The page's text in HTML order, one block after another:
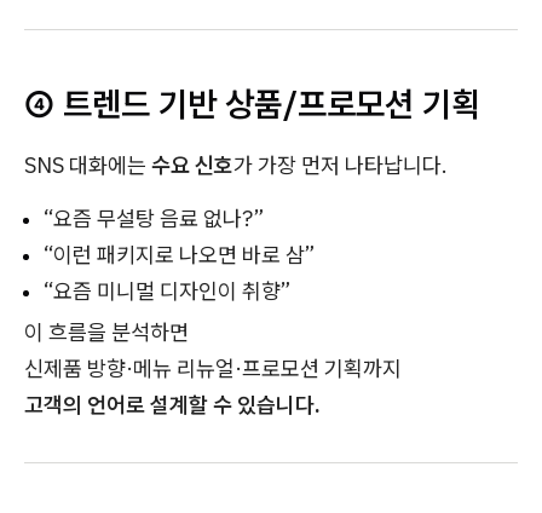
④ 트렌드 기반 상품/프로모션 기획
SNS 대화에는 수요 신호가 가장 먼저 나타납니다.
“요즘 무설탕 음료 없나?”
“이런 패키지로 나오면 바로 삼”
“요즘 미니멀 디자인이 취향”
이 흐름을 분석하면
신제품 방향·메뉴 리뉴얼·프로모션 기획까지
고객의 언어로 설계할 수 있습니다.